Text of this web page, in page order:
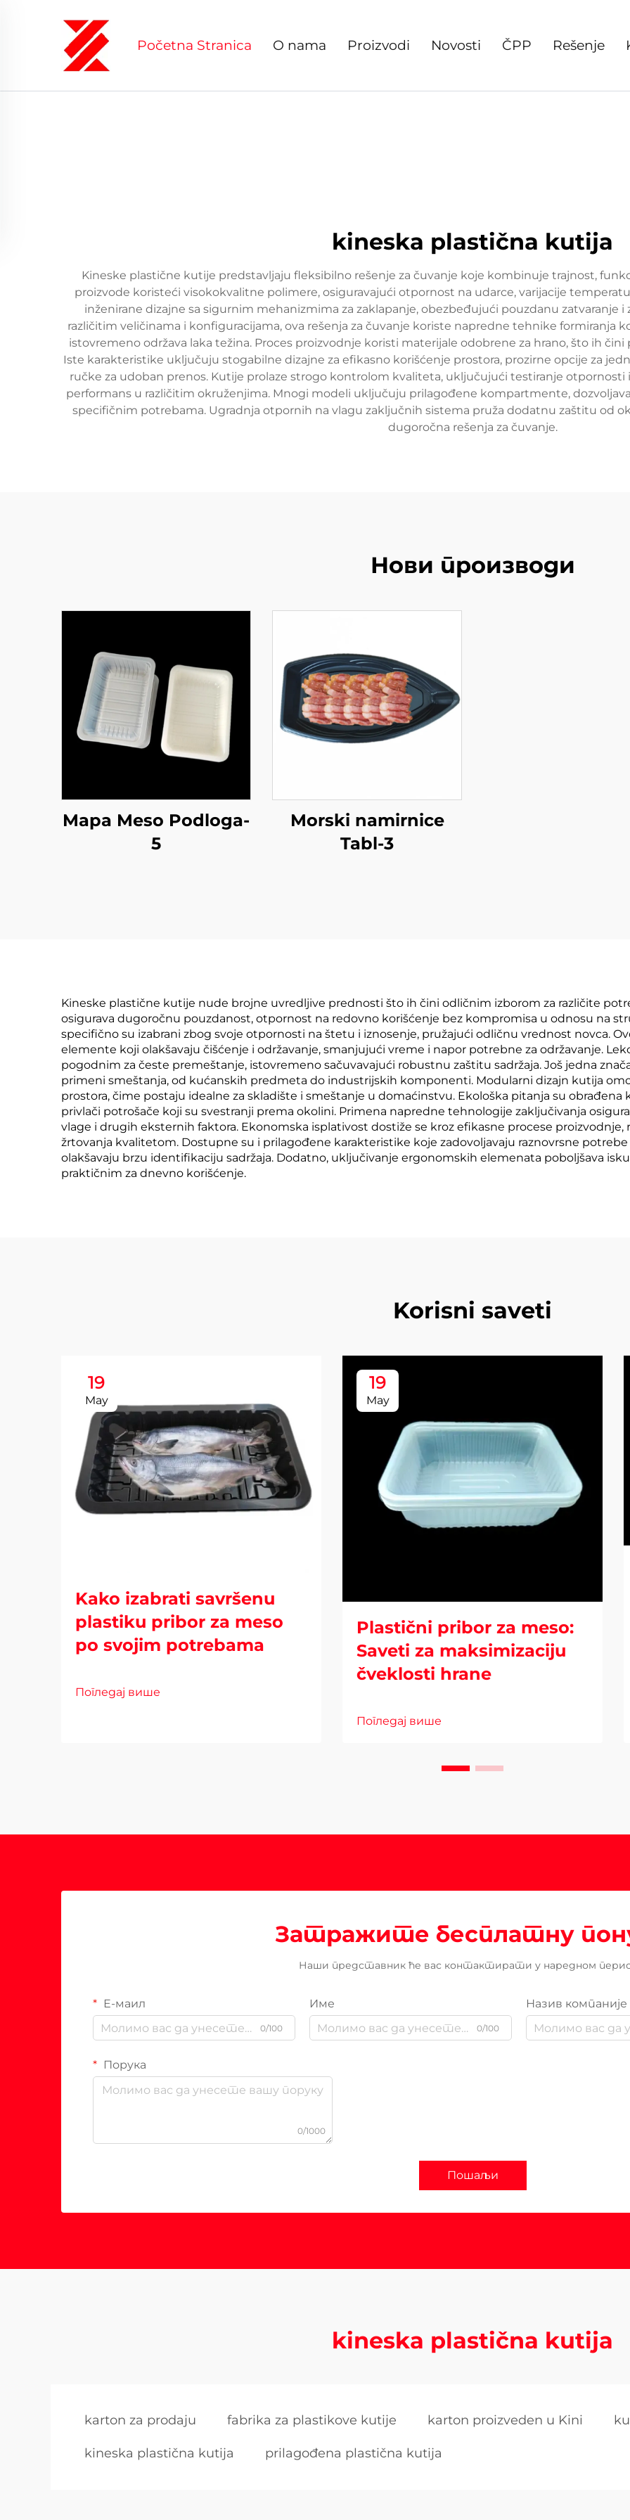
Početna Stranica O nama Proizvodi Novosti ČPP Rešenje
kineska plastična kutija
Kineske plastične kutije predstavljaju fleksibilno rešenje za čuvanje koje kombinuje trajnost,
proizvode koristeći visokokvalitne polimere, osiguravajući otpornost na udarce, varijacije
inženirane dizajne sa sigurnim mehanizmima za zaklapanje, obezbeđujući pouzdanu
različitim veličinama i konfiguracijama, ova rešenja za čuvanje koriste napredne tehnike
istovremeno održava laka težina. Proces proizvodnje koristi materijale odobrene za hrano, što ih
Iste karakteristike uključuju stogabilne dizajne za efikasno korišćenje prostora, prozirne opcije za
ručke za udoban prenos. Kutije prolaze strogo kontrolom kvaliteta, uključujući testiranje
performans u različitim okruženjima. Mnogi modeli uključuju prilagođene kompartmente,
specifičnim potrebama. Ugradnja otpornih na vlagu zaključnih sistema pruža dodatnu zaštitu od
dugoročna rešenja za čuvanje.
Нови производи
Mapa Meso Podloga-
5
Morski namirnice
Tabl-3
Kineske plastične kutije nude brojne uvredljive prednosti što ih čini odličnim izborom za različite
osigurava dugoročnu pouzdanost, otpornost na redovno korišćenje bez kompromisa u odnosu na
specifično su izabrani zbog svoje otpornosti na štetu i iznosenje, pružajući odličnu vrednost novca.
elemente koji olakšavaju čišćenje i održavanje, smanjujući vreme i napor potrebne za održavanje.
pogodnim za česte premeštanje, istovremeno sačuvavajući robustnu zaštitu sadržaja. Još jedna
primeni smeštanja, od kućanskih predmeta do industrijskih komponenti. Modularni dizajn kutija
prostora, čime postaju idealne za skladište i smeštanje u domaćinstvu. Ekološka pitanja su
privlači potrošače koji su svestranji prema okolini. Primena napredne tehnologije zaključivanja
vlage i drugih eksternih faktora. Ekonomska isplativost dostiže se kroz efikasne procese
žrtovanja kvalitetom. Dostupne su i prilagođene karakteristike koje zadovoljavaju raznovrsne
olakšavaju brzu identifikaciju sadržaja. Dodatno, uključivanje ergonomskih elemenata poboljšava
praktičnim za dnevno korišćenje.
Korisni saveti
19
May
Kako izabrati savršenu
plastiku pribor za meso
po svojim potrebama
Погледај више
19
May
Plastični pribor za meso:
Saveti za maksimizaciju
čveklosti hrane
Погледај више
Затражите бесплатну
Наши представник ће вас контактирати у наредном
Е-маил
0/100
Име
0/100
Назив компаније
Порука
0/1000
Пошаљи
kineska plastična kutija
karton za prodaju fabrika za plastikove kutije karton proizveden u Kini
kineska plastična kutija prilagođena plastična kutija